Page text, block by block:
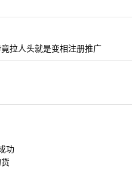
拉人头就是变相注册推广
功